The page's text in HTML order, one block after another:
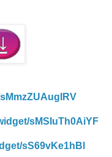
sMSIuTh0AiYF
sS69vKe1hBl